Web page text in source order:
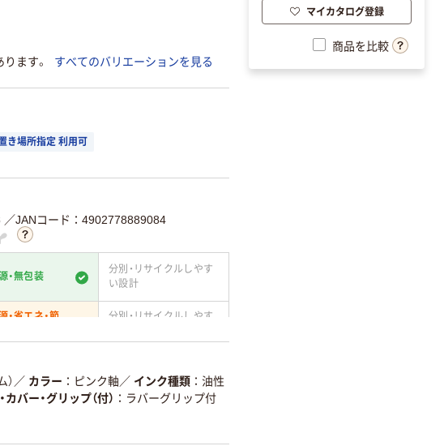
ります。
すべてのバリエーションを見る
き場所指定 利用可
／JANコード：4902778889084
・無包装
分別・リサイクルしやす
い設計
・省エネ・節
分別・リサイクルしやす
削減
ジ下部の商品詳細「アスクル商品環境スコ
／ カラー ピンク軸 ／ インク種類
油性
バー・グリップ（付）
ラバーグリップ付
マイカタログ登録
商品を比較